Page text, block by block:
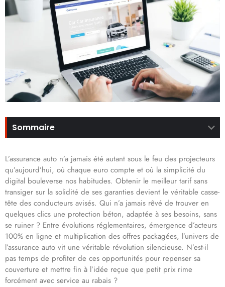
Sommaire
L’assurance auto n’a jamais été autant sous le feu des projecteurs
qu’aujourd’hui, où chaque euro compte et où la simplicité du
digital bouleverse nos habitudes. Obtenir le meilleur tarif sans
transiger sur la solidité de ses garanties devient le véritable casse-
tête des conducteurs avisés. Qui n’a jamais rêvé de trouver en
quelques clics une protection béton, adaptée à ses besoins, sans
se ruiner ? Entre évolutions réglementaires, émergence d’acteurs
100% en ligne et multiplication des offres packagées, l’univers de
l’assurance auto vit une véritable révolution silencieuse. N’est-il
pas temps de profiter de ces opportunités pour repenser sa
couverture et mettre fin à l’idée reçue que petit prix rime
forcément avec service au rabais ?